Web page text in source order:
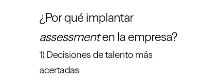
¿Por qué implantar
assessmenten la empresa?
1) Decisiones de talento más
acertadas